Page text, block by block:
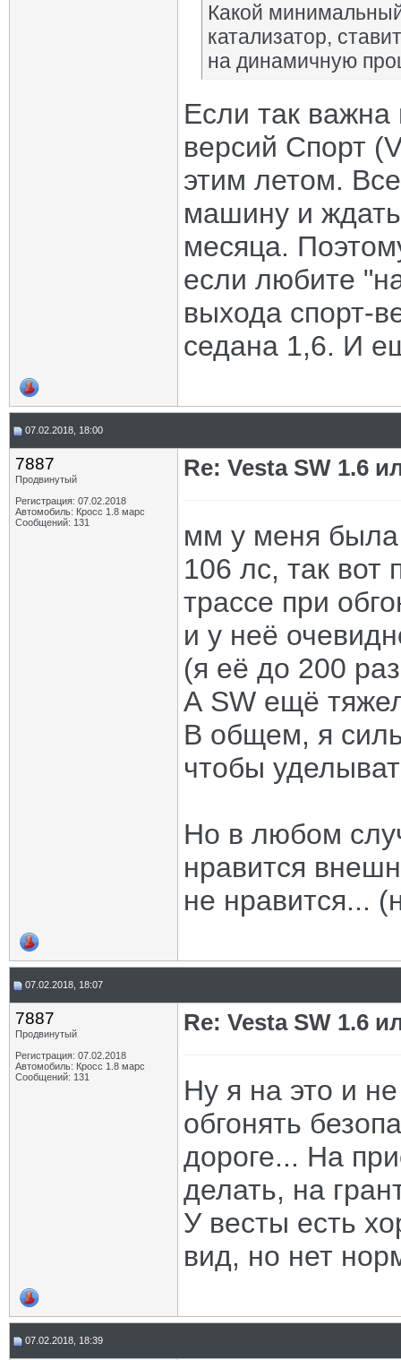
Какой
катализатор,
на динамичную
Если так
версий Спорт
этим летом.
машину и
месяца.
если любите
выхода спорт-
седана 1,6. И
07.02.2018, 18:00
7887
Продвинутый
Регистрация: 07.02.2018
Автомобиль: Кросс 1.8 марс
Сообщений: 131
Re: Vesta SW 1.6
мм у меня была
106 лс, так вот
трассе при
и у неё
(я её до 200
А SW ещё
В общем, я
чтобы
Но в любом
нравится
не нравится...
07.02.2018, 18:07
7887
Продвинутый
Регистрация: 07.02.2018
Автомобиль: Кросс 1.8 марс
Сообщений: 131
Re: Vesta SW 1.6
Ну я на это и
обгонять
дороге... На
делать, на
У весты есть
вид, но нет
07.02.2018, 18:39